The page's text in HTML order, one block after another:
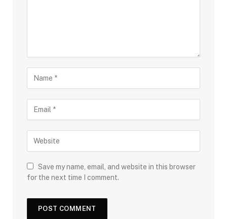
Save my name, email, and website in this browser
for the next time I comment.